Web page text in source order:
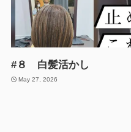
#８ 白髪活かし
May 27, 2026